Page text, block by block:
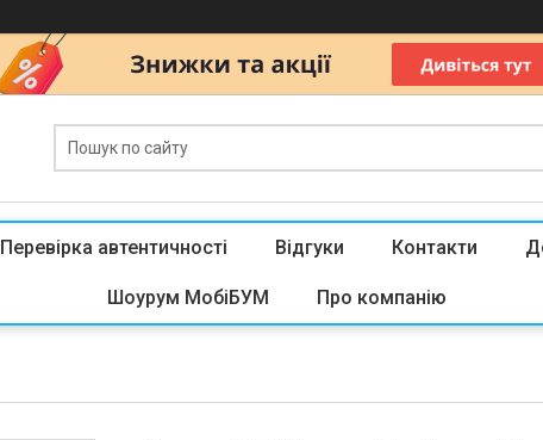
Перевірка автентичності Відгуки Контакти
Шоурум МобіБУМ Про компанію